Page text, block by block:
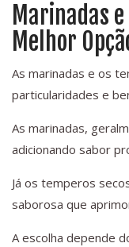
Marinadas
Melhor
As marinadas e os
particularidades e
As marinadas,
adicionando sabor
Já os temperos
saborosa que
A escolha depende